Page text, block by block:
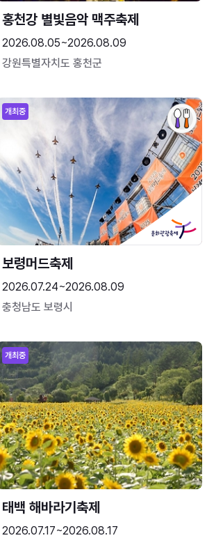
홍천강 별빛음악 맥주축제
2026.08.05~2026.08.09
강원특별자치도 홍천군
개최중
보령머드축제
2026.07.24~2026.08.09
충청남도 보령시
개최중
태백 해바라기축제
2026.07.17~2026.08.17